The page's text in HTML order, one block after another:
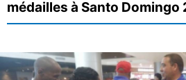
médailles à Santo Domingo